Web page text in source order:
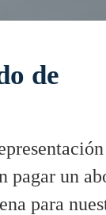
de
pagar un
para